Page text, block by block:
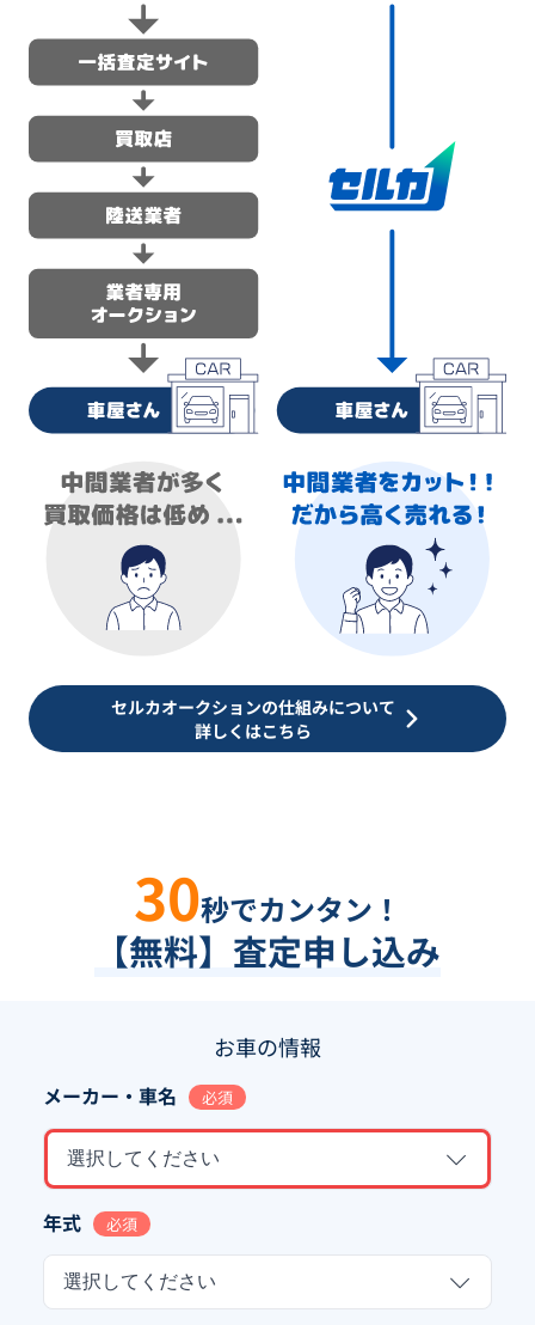
セルカオークションの仕組みについて
詳しくはこちら
30秒でカンタン！
【無料】査定申し込み
お車の情報
メーカー・車名 必須
選択してください
年式 必須
選択してください